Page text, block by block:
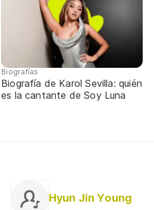
Biografías
Biografía de Karol Sevilla: quién
es la cantante de Soy Luna
Hyun Jin Young